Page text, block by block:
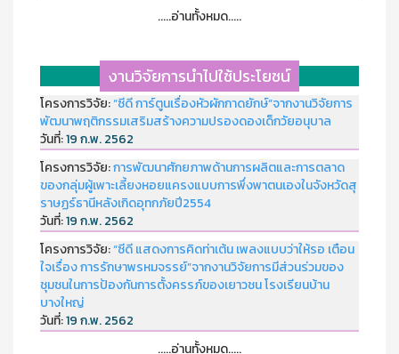
.....อ่านทั้งหมด.....
งานวิจัยการนำไปใช้ประโยชน์
โครงการวิจัย:“ซีดี การ์ตูนเรื่องหัวผักกาดยักษ์”จากงานวิจัยการ
พัฒนาพฤติกรรมเสริมสร้างความปรองดองเด็กวัยอนุบาล
วันที่:19 ก.พ. 2562
โครงการวิจัย:การพัฒนาศักยภาพด้านการผลิตและการตลาด
ของกลุ่มผู้เพาะเลี้ยงหอยแครงแบบการพึ่งพาตนเองในจังหวัดสุ
ราษฏร์ธานีหลังเกิดอุทกภัยปี2554
วันที่:19 ก.พ. 2562
โครงการวิจัย:“ซีดี แสดงการคิดท่าเต้น เพลงแบบว่าให้รอ เตือน
ใจเรื่อง การรักษาพรหมจรรย์”จากงานวิจัยการมีส่วนร่วมของ
ชุมชนในการป้องกันการตั้งครรภ์ของเยาวชน โรงเรียนบ้าน
บางใหญ่
วันที่:19 ก.พ. 2562
.....อ่านทั้งหมด.....